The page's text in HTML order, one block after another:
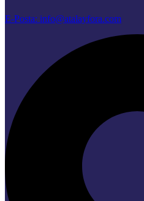
E-Posta: info@atalayfora.com